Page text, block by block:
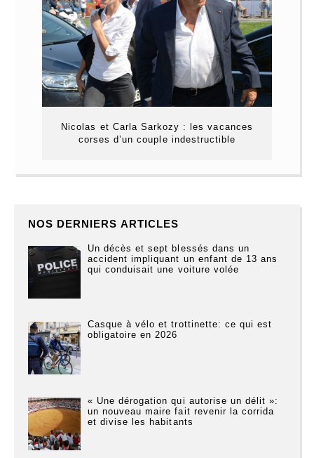
Nicolas et Carla Sarkozy : les vacances
corses d’un couple indestructible
NOS DERNIERS ARTICLES
Un décès et sept blessés dans un
accident impliquant un enfant de 13 ans
qui conduisait une voiture volée
Casque à vélo et trottinette: ce qui est
obligatoire en 2026
« Une dérogation qui autorise un délit »:
un nouveau maire fait revenir la corrida
et divise les habitants